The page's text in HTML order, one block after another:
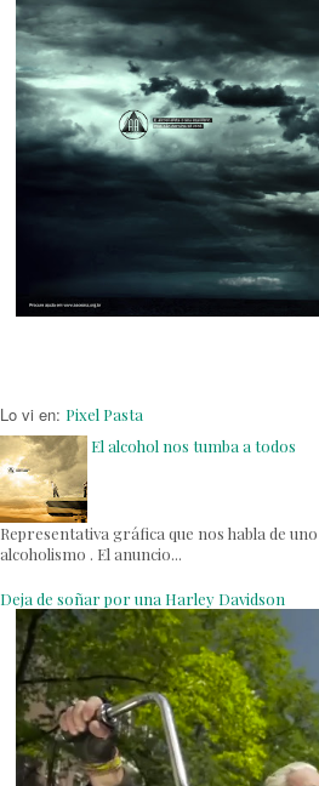
Lo vi en: Pixel Pasta
El alcohol nos tumba a todos
Representativa gráfica que nos habla de
alcoholismo . El anuncio...
Deja de soñar por una Harley Davidson